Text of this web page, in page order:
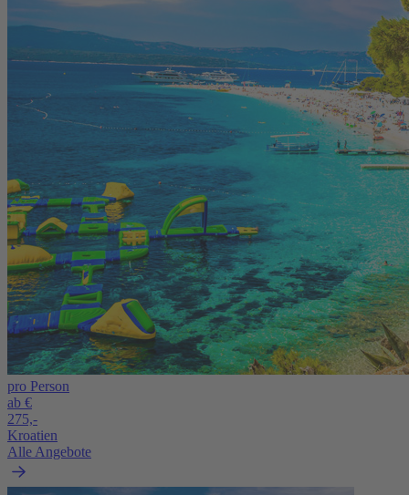
pro Person
ab €
275,-
Kroatien
Alle Angebote